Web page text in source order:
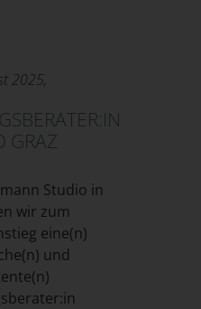
2025,
GRAZ
Studio in
wir zum
eine(n)
und